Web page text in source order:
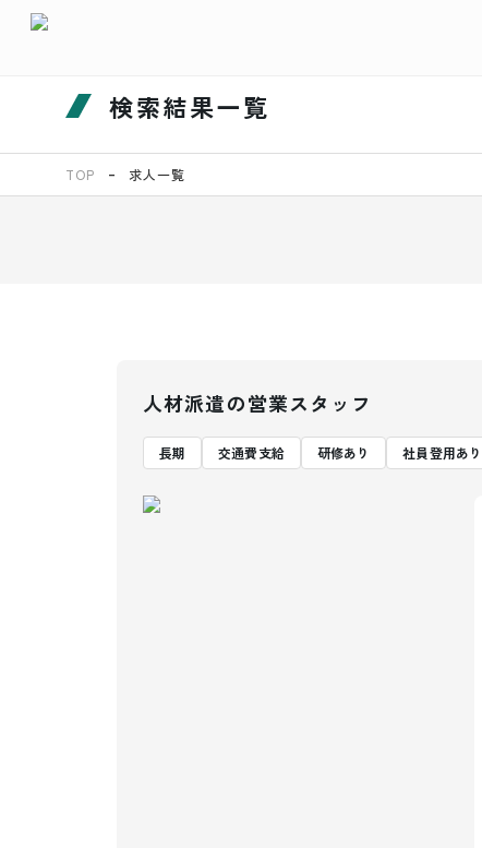
検索結果一覧
TOP 求人一覧
人材派遣の営業スタッフ
長期 交通費支給 研修あり 社員登用あり